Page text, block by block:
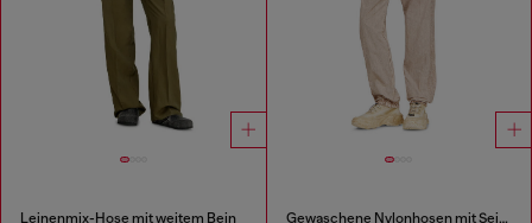
Leinenmix-Hose mit weitem Bein Gewaschene Nylonhosen mit Seitenstreifen